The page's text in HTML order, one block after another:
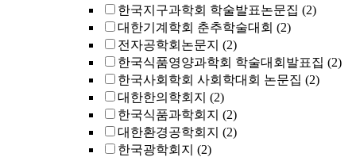
한국지구과학회 학술발표논문집 (2)
대한기계학회 춘추학술대회 (2)
전자공학회논문지 (2)
한국식품영양과학회 학술대회발표집 (2)
한국사회학회 사회학대회 논문집 (2)
대한한의학회지 (2)
한국식품과학회지 (2)
대한환경공학회지 (2)
한국광학회지 (2)